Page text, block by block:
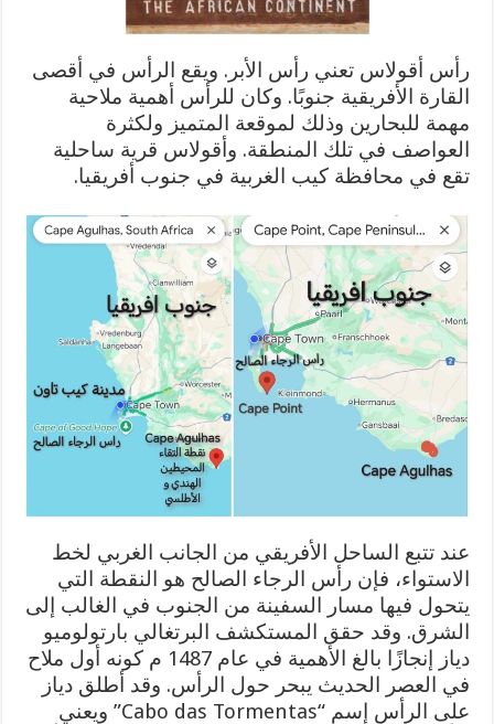
رأس أقولاس تعني رأس الأبر. ويقع الرأس في أقصى
القارة الأفريقية جنوبًا. وكان للرأس أهمية ملاحية
مهمة للبحارين وذلك لموقعة المتميز ولكثرة
العواصف في تلك المنطقة. وأقولاس قرية ساحلية
تقع في محافظة كيب الغربية في جنوب أفريقيا.
عند تتبع الساحل الأفريقي من الجانب الغربي لخط
الاستواء، فإن رأس الرجاء الصالح هو النقطة التي
يتحول فيها مسار السفينة من الجنوب في الغالب إلى
الشرق. وقد حقق المستكشف البرتغالي بارتولوميو
دياز إنجازًا بالغ الأهمية في عام 1487 م كونه أول ملاح
في العصر الحديث يبحر حول الرأس. وقد أطلق دياز
على الرأس إسم “Cabo das Tormentas” ويعني